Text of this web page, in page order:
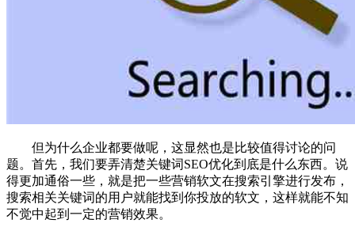
但为什么企业都要做呢，这显然也是比较值得讨论的问
题。首先，我们要弄清楚关键词SEO优化到底是什么东西。说
得更加通俗一些，就是把一些营销软文在搜索引擎进行发布，
搜索相关关键词的用户就能找到你投放的软文，这样就能不知
不觉中起到一定的营销效果。